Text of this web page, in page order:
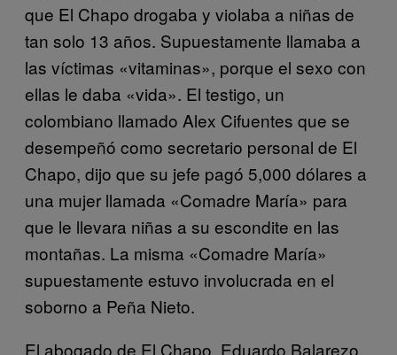
que El Chapo drogaba y violaba a niñas de
tan solo 13 años. Supuestamente llamaba a
las víctimas «vitaminas», porque el sexo con
ellas le daba «vida». El testigo, un
colombiano llamado Alex Cifuentes que se
desempeñó como secretario personal de El
Chapo, dijo que su jefe pagó 5,000 dólares a
una mujer llamada «Comadre María» para
que le llevara niñas a su escondite en las
montañas. La misma «Comadre María»
supuestamente estuvo involucrada en el
soborno a Peña Nieto.
El abogado de El Chapo, Eduardo Balarezo,